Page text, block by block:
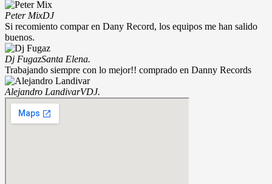
Peter MixDJ
Si recomiento compar en Dany Record, los equipos me han salido
buenos.
Dj FugazSanta Elena.
Trabajando siempre con lo mejor!! comprado en Danny Records
Alejandro LandivarVDJ.